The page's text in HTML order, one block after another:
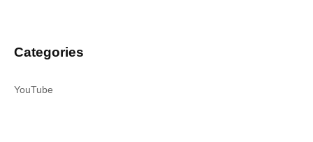
Categories
YouTube